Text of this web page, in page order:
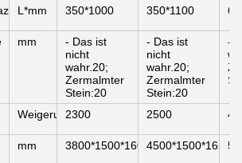
L*mm 350*1000 350*1100
mm
- Das ist
nicht
wahr.20;
Zermalmter
Stein:20
- Das ist
nicht
wahr.20;
Zermalmter
Stein:20
-
Weigerung2300 2500
mm 3800*1500*16004500*1500*1650